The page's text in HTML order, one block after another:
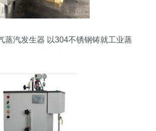
蒸汽发生器 以304不锈钢铸就工业蒸